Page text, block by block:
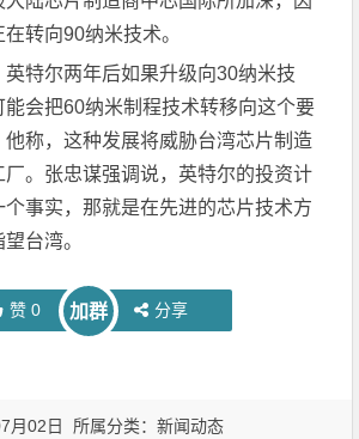
转向90纳米技术。
英特尔两年后如果升级向30纳米技
能会把60纳米制程技术转移向这个要
他称，这种发展将威胁台湾芯片制造
厂。张忠谋强调说，英特尔的投资计
事实，那就是在先进的芯片技术方
台湾。
赞 0 加群 分享
月02日 所属分类：新闻动态